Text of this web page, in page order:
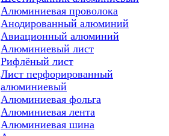
Алюминиевая проволока
Анодированный алюминий
Авиационный алюминий
Алюминиевый лист
Рифлёный лист
Лист перфорированный
алюминиевый
Алюминиевая фольга
Алюминиевая лента
Алюминиевая шина